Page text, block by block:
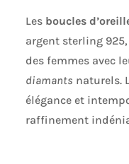
Les boucles
argent sterling
des femmes avec
diamants naturels.
élégance et
raffinement